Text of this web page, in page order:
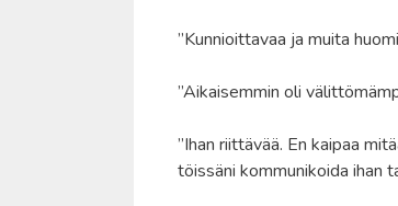
”Kunnioittavaa ja muita
”Aikaisemmin oli
”Ihan riittävää. En kaipaa
töissäni kommunikoida ihan